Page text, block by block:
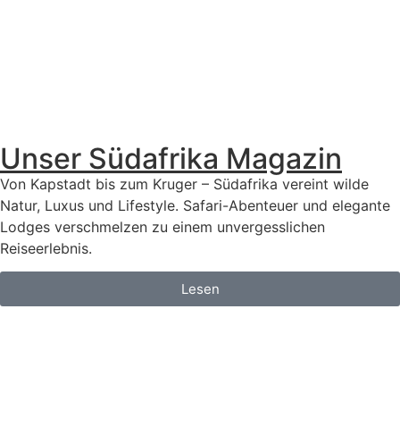
Unser Südafrika Magazin
Von Kapstadt bis zum Kruger – Südafrika vereint wilde
Natur, Luxus und Lifestyle. Safari-Abenteuer und elegante
Lodges verschmelzen zu einem unvergesslichen
Reiseerlebnis.
Lesen